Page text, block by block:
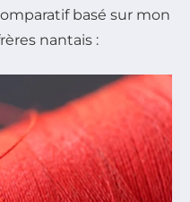
basé sur mon
nantais :